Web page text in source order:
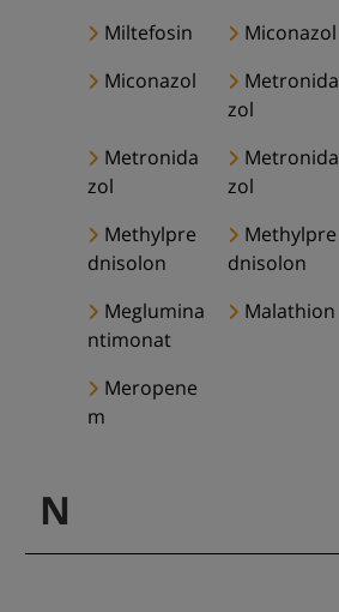
Miltefosin Miconazol
Miconazol
Metronida
zol
Metronida
zol
Metronida
zol
Methylpre
dnisolon
Methylpre
dnisolon
Meglumina
ntimonat
Malathion
Meropene
m
N